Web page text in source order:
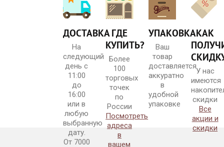
Нежная груша
LOVE
ДОСТАВКА
На
следующий
день с
11:00
до
16:00
или в
любую
выбранную
дату.
От 7000
ГДЕ
КУПИТЬ?
Более
100
торговых
точек
по
России
Посмотреть
адреса
в
вашем
УПАКОВКА
Ваш
товар
доставляется
аккуратно
в
удобной
упаковке
КАК
У нас
имеются
скидки
Все
акции и
скидки